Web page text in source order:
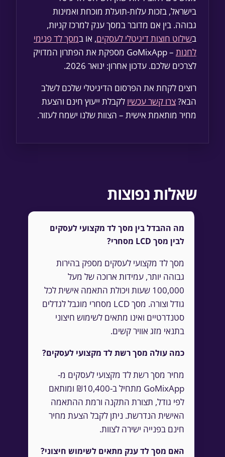
בישראל, בזכות עלות-תועלת מוכחת ואמינות
גבוהה. בין אם מדובר במסך ענק למרכז קניות,
בשילוט חוצות דיגיטלי לעסקים, או במסך לד פנימי
לחנות
– GoMixApp מספקת את הפתרון המדויק
לצרכים שלכם. עדכון אחרון: ינואר 2026.
רוצים לקחת את הפרסום הדיגיטלי שלכם לשלב
הבא?צרו קשר עכשיו לקבלת ייעוץ חינם והצעת
מחיר מותאמת אישית – הצוות שלנו ישמח לעזור.
שאלות נפוצות
מה ההבדל בין מסך לד מקצועי לעסקים
לבין מסך LCD מסחרי?
מסך לד מקצועי לעסקים מספק בהירות
גבוהה יותר, עמידות ארוכה של מעל
100,000 שעות ויכולת התאמה אישית לכל
גודל וצורה. מסך LCD מסחרי מוגבל לגדלים
סטנדרטיים ואינו מתאים לשימוש חיצוני
בתנאי מזג אוויר קשים.
כמה עולה מסך רשת לד מקצועי לעסקים?
מחיר מסך רשת לד מקצועי לעסקים מ-
GoMixApp מתחיל ב-₪10,400 ומותאם
לפי גודל, תצורת התקנה ורמת ההתאמה
האישית הנדרשת. ניתן לקבל הצעת מחיר
חינם בפנייה ישירה לצוות.
האם מסך לד ענק מתאים לשימוש חיצוני?